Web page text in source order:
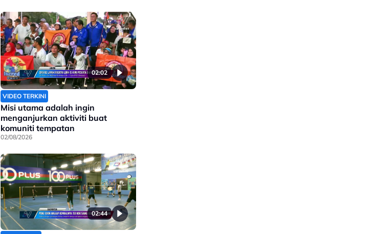
02:02
VIDEO TERKINI
Misi utama adalah ingin
menganjurkan aktiviti buat
komuniti tempatan
02/08/2026
02:44